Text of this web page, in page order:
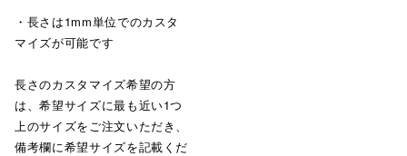
・長さは1mm単位でのカスタ
マイズが可能です
長さのカスタマイズ希望の方
は、希望サイズに最も近い1つ
上のサイズをご注文いただき、
備考欄に希望サイズを記載くだ